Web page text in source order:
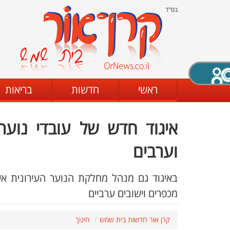
בס"ד
ראשי חדשות בריאות
איגוד חדש של עובדי
וערבים
באיגוד גם מנהל מחלקת הנוער העירונית
מכפרים וישובים ערביים
קרן אור חדשות בית שמש חינוך
X סגירה
מצב שחור - לבן קביעת ניגודיות